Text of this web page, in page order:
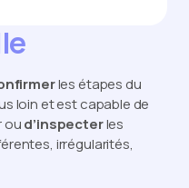
les étapes du
loin et est capable de
oud’inspecterles
irrégularités,